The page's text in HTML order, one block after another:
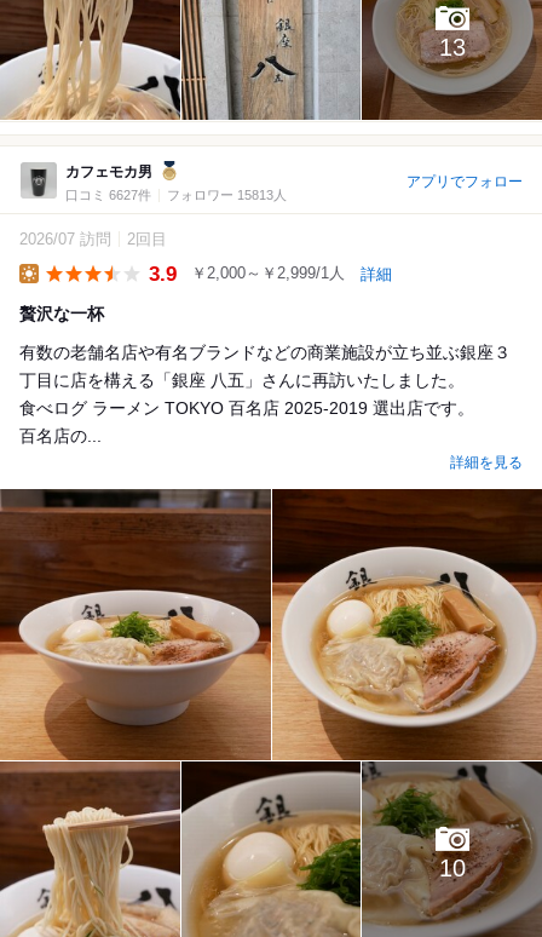
13
カフェモカ男
口コミ 6627件 フォロワー 15813人
アプリでフォロー
2026/07 訪問 2回目
3.9 ￥2,000～￥2,999/1人 詳細
贅沢な一杯
有数の老舗名店や有名ブランドなどの商業施設が立ち並ぶ銀座３
丁目に店を構える「銀座 八五」さんに再訪いたしました。
食べログ ラーメン TOKYO 百名店 2025-2019 選出店です。
百名店の...
詳細を見る
10